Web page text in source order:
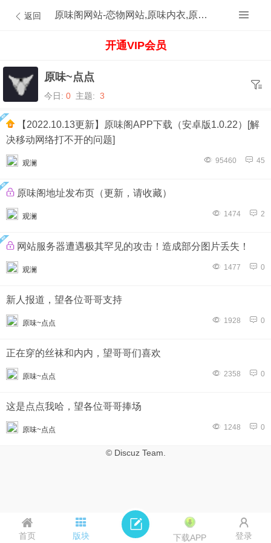
返回 原味阁网站-恋物网站,原味内衣,原味内裤,原味丝袜,原味内内,原味MM,原味原创的原味论坛
开通VIP会员
原味~点点
今日: 0 主题: 3
决移动网络打不开的问题]
观澜 95460 45
原味阁地址发布页（更新，请收藏）
观澜 1474 2
网站服务器遭遇极其罕见的攻击！造成部分图片丢失！
观澜 1477 0
新人报道，望各位哥哥支持
原味~点点 1928 0
正在穿的丝袜和内内，望哥哥们喜欢
原味~点点 2358 0
这是点点我哈，望各位哥哥捧场
原味~点点 1248 0
© Discuz Team.
首页 版块 下载APP 登录